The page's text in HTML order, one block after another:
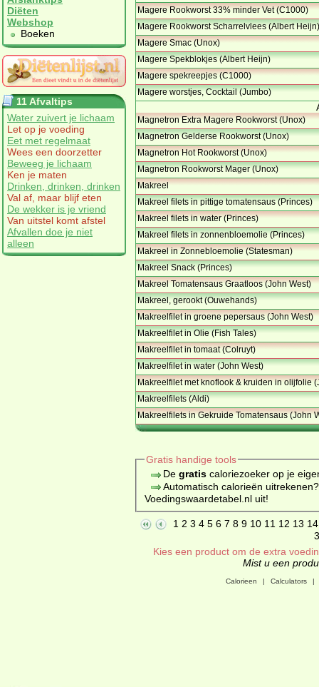
Diëten
Webshop
Boeken
11 Afvaltips
Water zuivert je lichaam
Let op je voeding
Eet met regelmaat
Wees een doorzetter
Beweeg je lichaam
Ken je maten
Drinken, drinken, drinken
Val af, maar blijf eten
De wekker is je vriend
Van uitstel komt afstel
Afvallen doe je niet
alleen
Magere Rookworst 33% minder Vet (C1000)
Magere Rookworst Scharrelvlees (Albert Heijn)
Magere Smac (Unox)
Magere Spekblokjes (Albert Heijn)
Magere spekreepjes (C1000)
Magere worstjes, Cocktail (Jumbo)
Magnetron Extra Magere Rookworst (Unox)
Magnetron Gelderse Rookworst (Unox)
Magnetron Hot Rookworst (Unox)
Magnetron Rookworst Mager (Unox)
Makreel
Makreel filets in pittige tomatensaus (Princes)
Makreel filets in water (Princes)
Makreel filets in zonnenbloemolie (Princes)
Makreel in Zonnebloemolie (Statesman)
Makreel Snack (Princes)
Makreel Tomatensaus Graatloos (John West)
Makreel, gerookt (Ouwehands)
Makreelfilet in groene pepersaus (John West)
Makreelfilet in Olie (Fish Tales)
Makreelfilet in tomaat (Colruyt)
Makreelfilet in water (John West)
Makreelfilet met knoflook & kruiden in olijfolie
Makreelfilets (Aldi)
Makreelfilets in Gekruide Tomatensaus (John
Gratis handige tools
De gratiscaloriezoeker op je
Automatisch calorieën
Voedingswaardetabel.nl uit!
1 2 3 4 5 6 7 8 9 10 11 12 13 14
Kies een product om de extra
Mist u een
Calorieen | Calculators |